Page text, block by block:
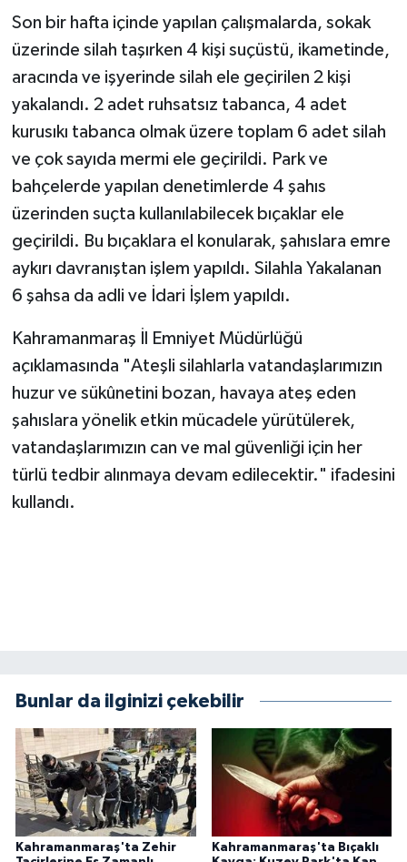
Son bir hafta içinde yapılan çalışmalarda, sokak
üzerinde silah taşırken 4 kişi suçüstü, ikametinde,
aracında ve işyerinde silah ele geçirilen 2 kişi
yakalandı. 2 adet ruhsatsız tabanca, 4 adet
kurusıkı tabanca olmak üzere toplam 6 adet silah
ve çok sayıda mermi ele geçirildi. Park ve
bahçelerde yapılan denetimlerde 4 şahıs
üzerinden suçta kullanılabilecek bıçaklar ele
geçirildi. Bu bıçaklara el konularak, şahıslara emre
aykırı davranıştan işlem yapıldı. Silahla Yakalanan
6 şahsa da adli ve İdari İşlem yapıldı.
Kahramanmaraş İl Emniyet Müdürlüğü
açıklamasında "Ateşli silahlarla vatandaşlarımızın
huzur ve sükûnetini bozan, havaya ateş eden
şahıslara yönelik etkin mücadele yürütülerek,
vatandaşlarımızın can ve mal güvenliği için her
türlü tedbir alınmaya devam edilecektir." ifadesini
kullandı.
Bunlar da ilginizi çekebilir
Kahramanmaraş'ta Zehir
Kahramanmaraş'ta Bıçaklı
ÜÇÜNCÜ SAYFA
Yemek
SİVİL TOPLUM
SEÇİM 2014
KİM KİMDİR
ÇEK GÖNDER
KİTAP
HEDEF2020
MİZAH
YEREL
BÖLGEDEN
BİLİM TEKNOLOJİ
ASAYİŞ